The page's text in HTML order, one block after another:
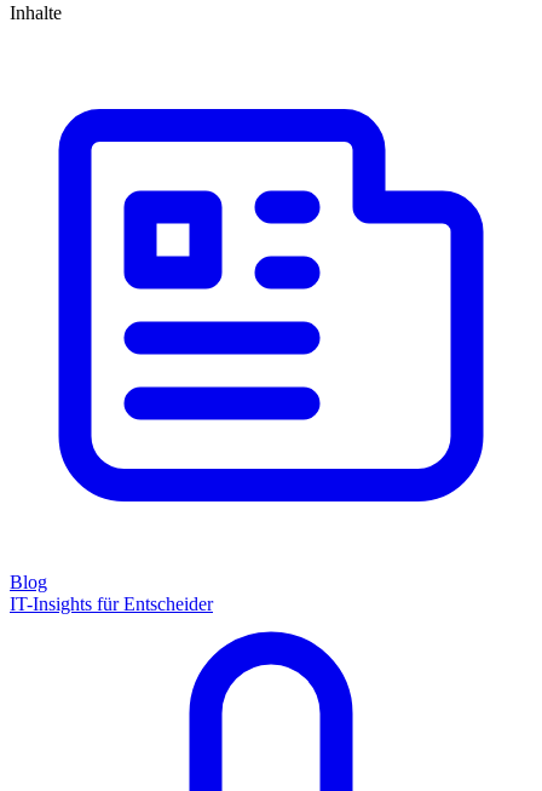
Inhalte
Blog
IT-Insights für Entscheider